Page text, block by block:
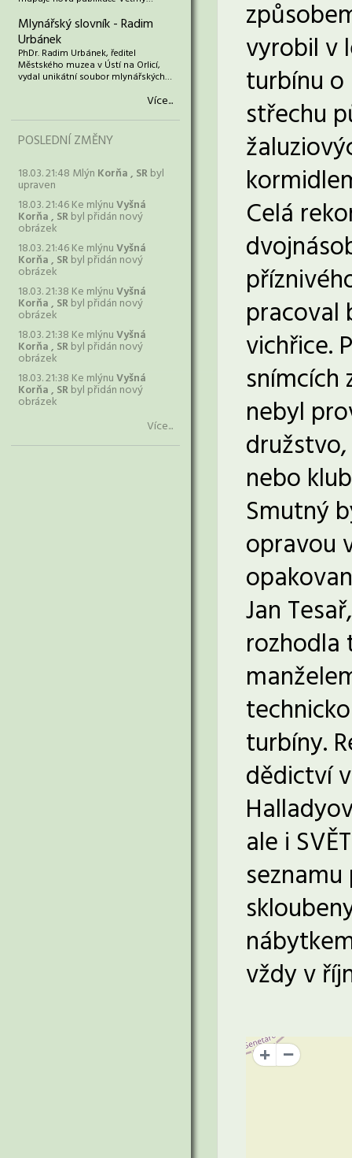
Mlynářský slovník - Radim
Urbánek
PhDr. Radim Urbánek, ředitel
Městského muzea v Ústí na Orlicí,
vydal unikátní soubor mlynářských…
Více...
POSLEDNÍ ZMĚNY
18.03. 21:48 Mlýn Korňa , SRbyl
upraven
18.03. 21:46 Ke mlýnuVyšná
Korňa , SRbyl přidán nový
obrázek
18.03. 21:46 Ke mlýnuVyšná
Korňa , SRbyl přidán nový
obrázek
18.03. 21:38 Ke mlýnuVyšná
Korňa , SRbyl přidán nový
obrázek
18.03. 21:38 Ke mlýnuVyšná
Korňa , SRbyl přidán nový
obrázek
18.03. 21:38 Ke mlýnuVyšná
Korňa , SRbyl přidán nový
obrázek
Více...
vyrobil v
turbínu o
střechu
Celá
pracoval
vichřice.
snímcích
nebyl
nebo
Smutný
opravou
Jan
rozhodla
turbíny.
dědictví
ale i
vždy v
+